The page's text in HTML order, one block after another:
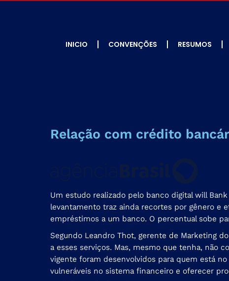
INICIO CONVENÇÕES RESUMOS
Relação com crédito
Um estudo realizado pelo banco digital will
levantamento traz ainda recortes por gênero e
empréstimos a um banco. O percentual sobe
Segundo Leandro Thot, gerente de Marketing
a esses serviços. Mas, mesmo que tenha, não
vigente foram desenvolvidos para quem está
vulneráveis no sistema financeiro e oferecer